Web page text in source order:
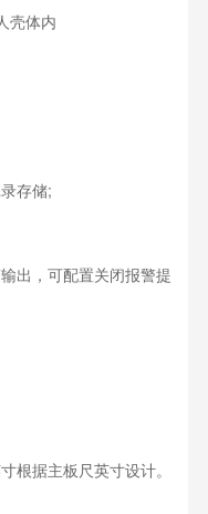
壳体内
存储;
出，可配置关闭报警提
据主板尺英寸设计。